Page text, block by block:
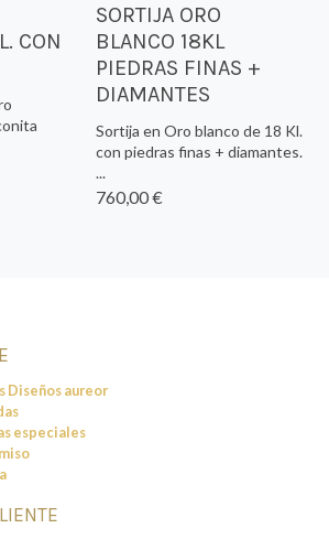
CON
SORTIJA ORO
BLANCO 18KL
PIEDRAS FINAS +
DIAMANTES
Sortija en Oro blanco de 18 Kl.
con piedras finas + diamantes.
...
760,00 €
Diseños aureor
especiales